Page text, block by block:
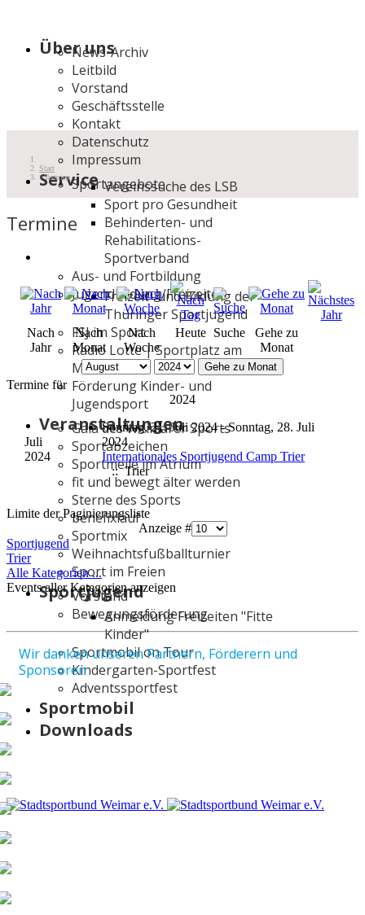
Über uns
News-Archiv
Leitbild
Vorstand
Geschäftsstelle
Kontakt
Datenschutz
Impressum
ServiceSportangebote
Vereinssuche des LSB
Sport pro Gesundheit
Behinderten- und
Rehabilitations-
Sportverband
Aus- und Fortbildung
Jugendbildung/Freizeiten
Freizeit- und Bildung der
Thüringer Sportjugend
FSJ im Sport
Radio Lotte | Sportplatz am
Mittwoch
Förderung Kinder- und
Jugendsport
Veranstaltungen
Gala des Weimarer Sports
Sportabzeichen
Sportmeile im Atrium
fit und bewegt älter werden
Sterne des Sports
benefixlauf
Sportmix
Weihnachtsfußballturnier
Sport im Freien
Sportjugend
Vorstand
Bewegungsförderung
Anmeldung Freizeiten "Fitte
Kinder"
Sportmobil on Tour
Kindergarten-Sportfest
Adventssportfest
Sportmobil
Downloads
Start
Termine
Termine
Nach
Jahr
Nach
Monat
Nach
Woche
Heute Suche
Gehe zu
Monat
Gehe zu Monat
Termine für
2024
Juli
2024
Sonntag, 21. Juli 2024 - Sonntag, 28. Juli
2024
Internationales Sportjugend Camp Trier
:: Trier
Limite der Paginierungsliste
Anzeige #
Sportjugend
Trier
Alle Kategorien ...
Events aller Kategorien anzeigen
Wir danken unseren Partnern, Förderern und
Sponsoren